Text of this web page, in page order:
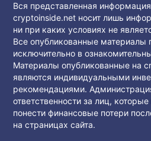
Вся представленная
cryptoinside.net носит лишь
ни при каких условиях не
Все опубликованные материалы
исключительно в
Материалы опубликованные на
являются индивидуальными
рекомендациями.
ответственности за лиц,
понести финансовые потери
на страницах сайта.